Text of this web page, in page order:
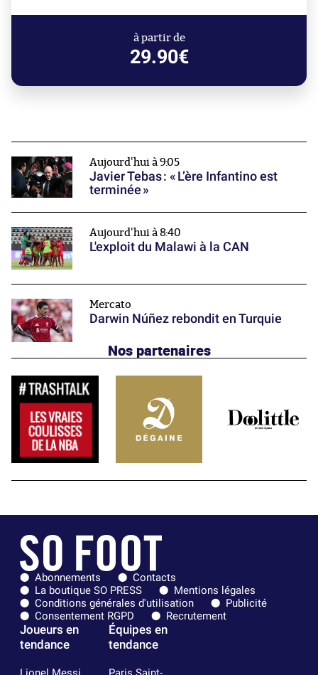
à partir de
29.90€
Aujourd'hui à 9:05
Javier Tebas : « L’ère Infantino est
terminée »
Aujourd'hui à 8:40
L'exploit du Malawi à la CAN
Mercato
Darwin Núñez rebondit en Turquie
Nos partenaires
Abonnements
Contacts
La boutique SO PRESS
Mentions légales
Conditions générales d'utilisation
Publicité
Consentement RGPD
Recrutement
Joueurs en
tendance
Équipes en
tendance